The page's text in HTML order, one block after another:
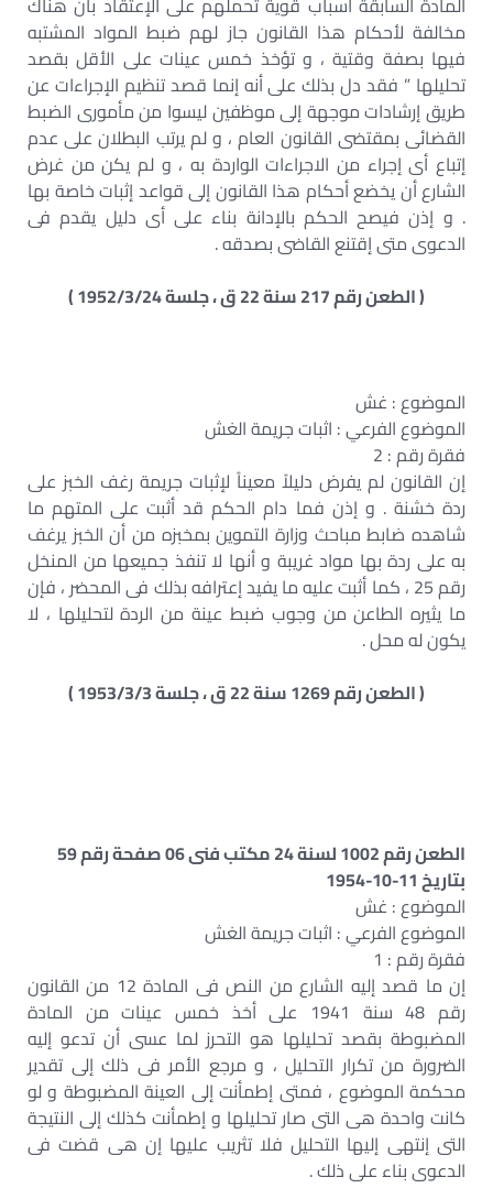
مخالفة لأحكام هذا القانون جاز لهم ضبط المواد المشتبه
فيها بصفة وقتية ، و تؤخذ خمس عينات على الأقل بقصد
تحليلها ” فقد دل بذلك على أنه إنما قصد تنظيم الإجراءات عن
طريق إرشادات موجهة إلى موظفين ليسوا من مأمورى الضبط
القضائى بمقتضى القانون العام ، و لم يرتب البطلان على عدم
إتباع أى إجراء من الاجراءات الواردة به ، و لم يكن من غرض
الشارع أن يخضع أحكام هذا القانون إلى قواعد إثبات خاصة بها
. و إذن فيصح الحكم بالإدانة بناء على أى دليل يقدم فى
الدعوى متى إقتنع القاضى بصدقه .
( الطعن رقم 217 سنة 22 ق ، جلسة 1952/3/24 )
الموضوع : غش
الموضوع الفرعي : اثبات جريمة الغش
فقرة رقم : 2
إن القانون لم يفرض دليلاً معيناً لإثبات جريمة رغف الخبز على
ردة خشنة . و إذن فما دام الحكم قد أثبت على المتهم ما
شاهده ضابط مباحث وزارة التموين بمخبزه من أن الخبز يرغف
به على ردة بها مواد غريبة و أنها لا تنفذ جميعها من المنخل
رقم 25 ، كما أثبت عليه ما يفيد إعترافه بذلك فى المحضر ، فإن
ما يثيره الطاعن من وجوب ضبط عينة من الردة لتحليلها ، لا
يكون له محل .
( الطعن رقم 1269 سنة 22 ق ، جلسة 1953/3/3 )
الطعن رقم 1002 لسنة 24 مكتب فنى 06 صفحة رقم 59
بتاريخ 11-10-1954
الموضوع : غش
الموضوع الفرعي : اثبات جريمة الغش
فقرة رقم : 1
إن ما قصد إليه الشارع من النص فى المادة 12 من القانون
رقم 48 سنة 1941 على أخذ خمس عينات من المادة
المضبوطة بقصد تحليلها هو التحرز لما عسى أن تدعو إليه
الضرورة من تكرار التحليل ، و مرجع الأمر فى ذلك إلى تقدير
محكمة الموضوع ، فمتى إطمأنت إلى العينة المضبوطة و لو
كانت واحدة هى التى صار تحليلها و إطمأنت كذلك إلى النتيجة
التى إنتهى إليها التحليل فلا تثريب عليها إن هى قضت فى
الدعوى بناء على ذلك .